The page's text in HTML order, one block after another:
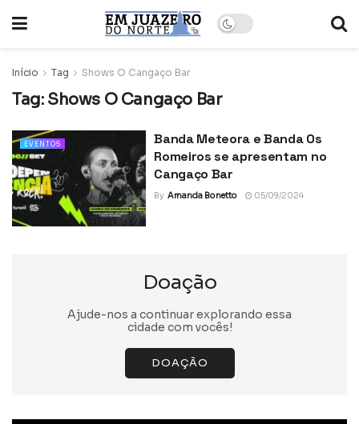
Início Tag Shows O Cangaço Bar
Tag: Shows O Cangaço Bar
EVENTOS
Banda Meteora e Banda Os
Romeiros se apresentam no
Cangaço Bar
By Amanda Bonetto 05/09/2024
Doação
Ajude-nos a continuar explorando essa
cidade com vocês!
DOAÇÃO